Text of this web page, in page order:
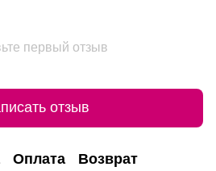
первый отзыв
отзыв
Оплата Возврат